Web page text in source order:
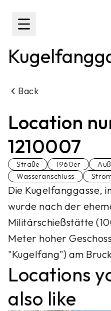
Toggle Sidebar
Back
Location
1210007
Straße 1960er
Wasseranschluss
Die Kugelfanggasse,
wurde nach der
Militärschießstätte
Meter hoher
"Kugelfang") am
Locations
also like